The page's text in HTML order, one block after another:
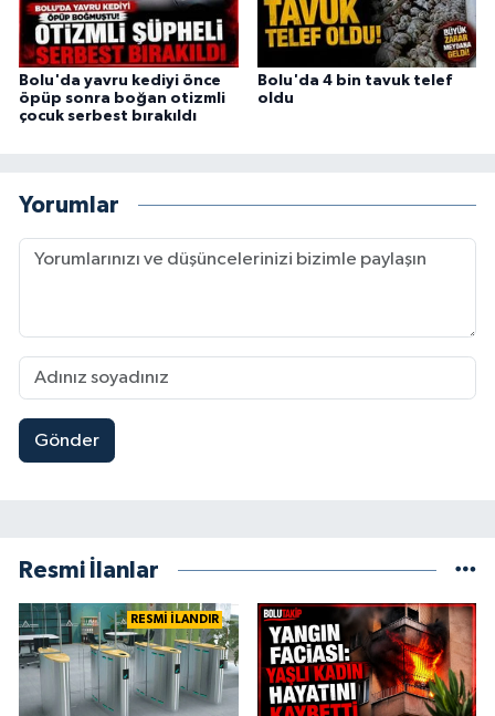
Bolu'da yavru kediyi önce
öpüp sonra boğan otizmli
çocuk serbest bırakıldı
Bolu'da 4 bin tavuk telef
oldu
Yorumlar
Gönder
Resmi İlanlar
RESMİ İLANDIR